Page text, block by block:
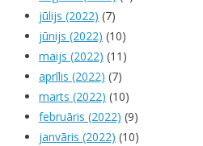
jūlijs (2022) (7)
jūnijs (2022) (10)
maijs (2022) (11)
aprīlis (2022) (7)
marts (2022) (10)
februāris (2022) (9)
janvāris (2022) (10)